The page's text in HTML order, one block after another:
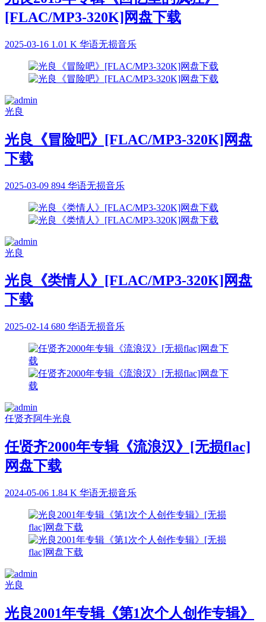
[FLAC/MP3-320K]网盘下载
2025-03-16 1.01 K 华语无损音乐
光良
光良《冒险吧》[FLAC/MP3-320K]网盘
下载
2025-03-09 894 华语无损音乐
光良
光良《类情人》[FLAC/MP3-320K]网盘
下载
2025-02-14 680 华语无损音乐
任贤齐阿牛光良
任贤齐2000年专辑《流浪汉》[无损flac]
网盘下载
2024-05-06 1.84 K 华语无损音乐
光良
光良2001年专辑《第1次个人创作专辑》